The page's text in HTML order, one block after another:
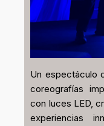
Un espectáculo
coreografías
con luces LED,
experiencias